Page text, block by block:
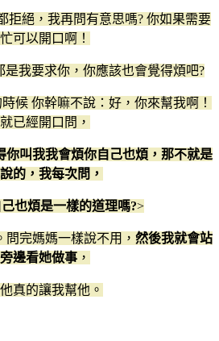
拒絕，我再問有意思嗎? 你如果需要
可以開口啊！
我要求你，你應該也會覺得煩吧?
候 你幹嘛不說：好，你來幫我啊！
已經開口問，
你叫我我會煩你自己也煩，那不就是
的，我每次問，
也煩是一樣的道理嗎?>
完媽媽一樣說不用， 然後我就會站
邊看她做事 ，
真的讓我幫他。